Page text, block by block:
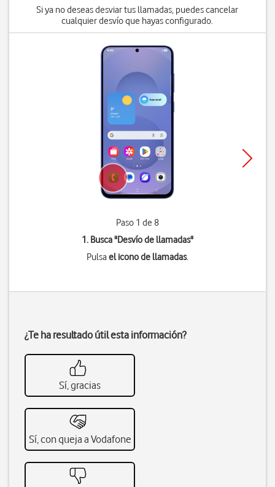
Si ya no deseas desviar tus llamadas, puedes cancelar
cualquier desvío que hayas configurado.
Paso 1 de 8
1. Busca "Desvío de llamadas"
Pulsael icono de llamadas.
¿Te ha resultado útil esta información?
Sí, gracias
Sí, con queja a Vodafone